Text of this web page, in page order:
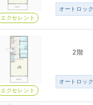
エクセレント
オートロック
エクセレント
2階
オートロック